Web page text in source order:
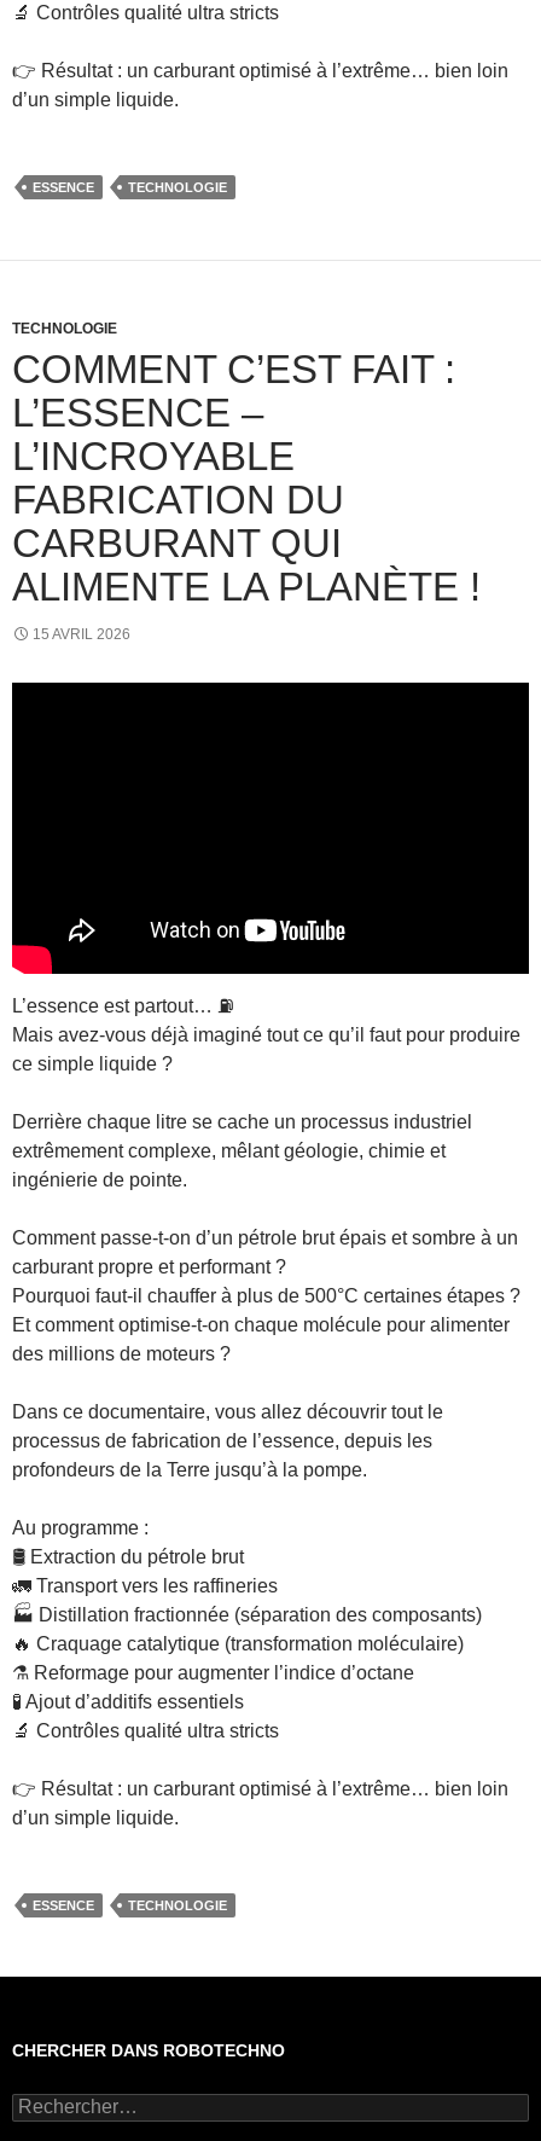
🔬 Contrôles qualité ultra stricts
👉 Résultat : un carburant optimisé à l’extrême… bien loin
d’un simple liquide.
ESSENCE TECHNOLOGIE
TECHNOLOGIE
COMMENT C’EST FAIT :
L’ESSENCE –
L’INCROYABLE
FABRICATION DU
CARBURANT QUI
ALIMENTE LA PLANÈTE !
15 AVRIL 2026
L’essence est partout… ⛽
Mais avez-vous déjà imaginé tout ce qu’il faut pour produire
ce simple liquide ?
Derrière chaque litre se cache un processus industriel
extrêmement complexe, mêlant géologie, chimie et
ingénierie de pointe.
Comment passe-t-on d’un pétrole brut épais et sombre à un
carburant propre et performant ?
Pourquoi faut-il chauffer à plus de 500°C certaines étapes ?
Et comment optimise-t-on chaque molécule pour alimenter
des millions de moteurs ?
Dans ce documentaire, vous allez découvrir tout le
processus de fabrication de l’essence, depuis les
profondeurs de la Terre jusqu’à la pompe.
Au programme :
🛢️ Extraction du pétrole brut
🚛 Transport vers les raffineries
🏭 Distillation fractionnée (séparation des composants)
🔥 Craquage catalytique (transformation moléculaire)
⚗️ Reformage pour augmenter l’indice d’octane
🧪 Ajout d’additifs essentiels
🔬 Contrôles qualité ultra stricts
👉 Résultat : un carburant optimisé à l’extrême… bien loin
d’un simple liquide.
ESSENCE TECHNOLOGIE
CHERCHER DANS ROBOTECHNO
Rechercher :